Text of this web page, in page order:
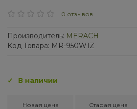
0 отзывов
Производитель: MERACH
Код Товара: MR-950W1Z
В наличии
Новая цена Старая цена